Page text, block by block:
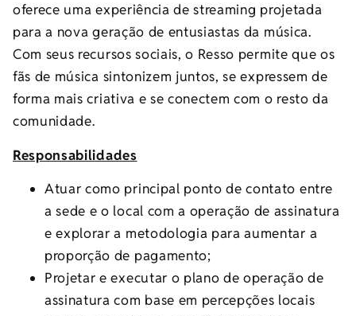
oferece uma experiência de streaming projetada
para a nova geração de entusiastas da música.
Com seus recursos sociais, o Resso permite que os
fãs de música sintonizem juntos, se expressem de
forma mais criativa e se conectem com o resto da
comunidade.
Responsabilidades
Atuar como principal ponto de contato entre
a sede e o local com a operação de assinatura
e explorar a metodologia para aumentar a
proporção de pagamento;
Projetar e executar o plano de operação de
assinatura com base em percepções locais